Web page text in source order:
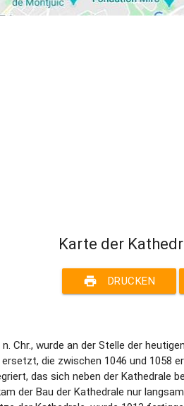
Karte der
print DRUCKEN
Chr., wurde an der Stelle der
die zwischen 1046 und 1058
das sich neben der
der Bau der Kathedrale nur